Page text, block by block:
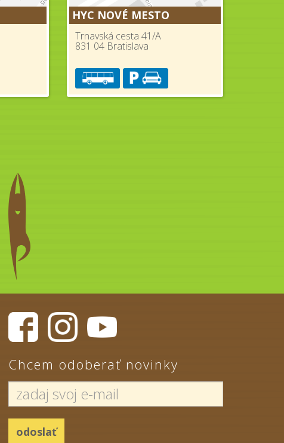
HYC NOVÉ MESTO
Trnavská cesta 41/A
831 04 Bratislava
Chcem odoberať novinky